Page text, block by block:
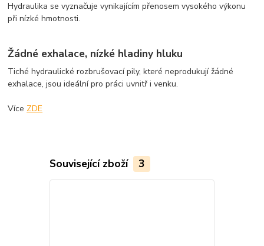
Hydraulika se vyznačuje vynikajícím přenosem vysokého výkonu
při nízké hmotnosti.
Žádné exhalace, nízké hladiny hluku
Tiché hydraulické rozbrušovací pily, které neprodukují žádné
exhalace, jsou ideální pro práci uvnitř i venku.
Více ZDE
Související zboží 3